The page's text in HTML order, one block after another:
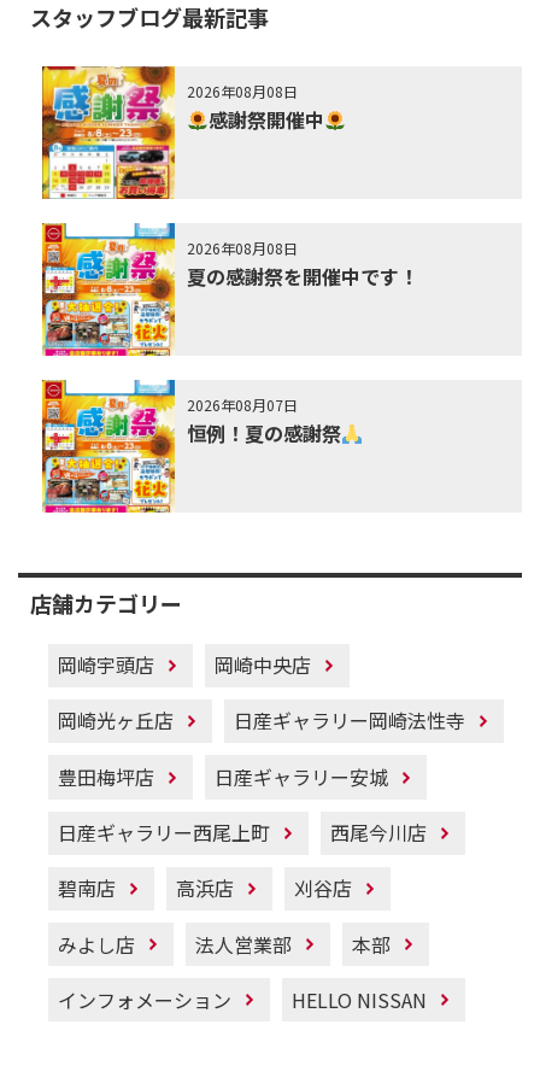
スタッフブログ最新記事
2026年08月08日
感謝祭開催中
2026年08月08日
夏の感謝祭を開催中です！
2026年08月07日
恒例！夏の感謝祭
店舗カテゴリー
岡崎宇頭店
岡崎中央店
岡崎光ヶ丘店
日産ギャラリー岡崎法性寺
豊田梅坪店
日産ギャラリー安城
日産ギャラリー西尾上町
西尾今川店
碧南店
高浜店
刈谷店
みよし店
法人営業部
本部
インフォメーション
HELLO NISSAN